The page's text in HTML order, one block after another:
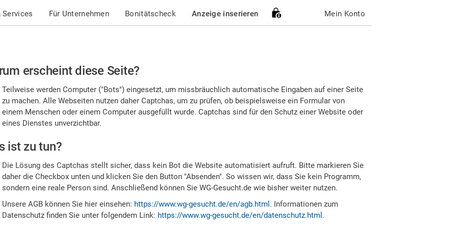
Services Für Unternehmen Bonitätscheck Anzeige inserieren Mein Konto
erscheint diese Seite?
Teilweise werden Computer ("Bots") eingesetzt, um missbräuchlich automatische Eingaben auf einer Seite
zu machen. Alle Webseiten nutzen daher Captchas, um zu prüfen, ob beispielsweise ein Formular von
einem Menschen oder einem Computer ausgefüllt wurde. Captchas sind für den Schutz einer Website oder
eines Dienstes unverzichtbar.
ist zu tun?
Die Lösung des Captchas stellt sicher, dass kein Bot die Website automatisiert aufruft. Bitte markieren Sie
daher die Checkbox unten und klicken Sie den Button "Absenden". So wissen wir, dass Sie kein Programm,
sondern eine reale Person sind. Anschließend können Sie WG-Gesucht.de wie bisher weiter nutzen.
Unsere AGB können Sie hier einsehen: https://www.wg-gesucht.de/en/agb.html . Informationen zum
Datenschutz finden Sie unter folgendem Link: https://www.wg-gesucht.de/en/datenschutz.html .